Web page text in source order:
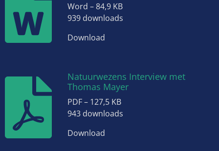
Word – 84,9 KB
939 downloads
Download
Natuurwezens Interview met
Thomas Mayer
PDF – 127,5 KB
943 downloads
Download